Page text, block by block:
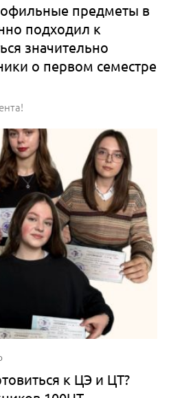
предметы в
подходил к
значительно
о первом семестре
к ЦЭ и ЦТ?